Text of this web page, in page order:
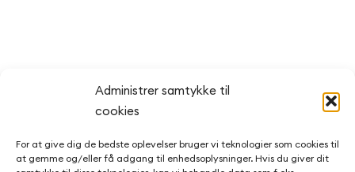
Administrer samtykke til
cookies
For at give dig de bedste oplevelser bruger vi teknologier som cookies til
at gemme og/eller få adgang til enhedsoplysninger. Hvis du giver dit